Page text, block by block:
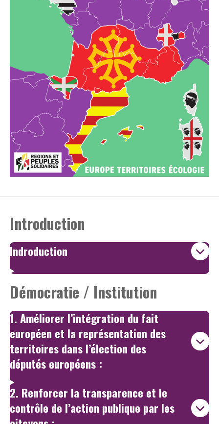
Introduction
Indroduction
Démocratie / Institution
1. Améliorer l’intégration du fait
européen et la représentation des
territoires dans l’élection des
députés européens :
2. Renforcer la transparence et le
contrôle de l’action publique par les